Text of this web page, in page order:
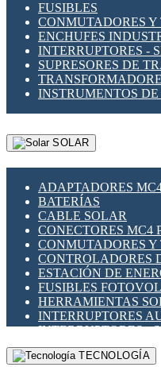
FUSIBLES
CONMUTADORES
ENCHUFES
INTERRUPTORES -
SUPRESORES DE
INSTRUMENTOS
SOLAR
ADAPTADORES
BATERÍAS
CABLE SOLAR
CONECTORES MC4
CONMUTADORES
CONTROLADORES
ESTACIÓN DE
FUSIBLES
HERRAMIENTAS
INTERRUPTORES
INTERRUPTORES -
MONTAJE PANEL
PORTA FUSIBLES Y
TECNOLOGÍA